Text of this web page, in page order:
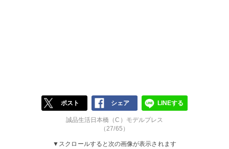
ポスト シェア LINEする
誠品生活日本橋（C）モデルプレス
（27/65）
▼スクロールすると次の画像が表示されます